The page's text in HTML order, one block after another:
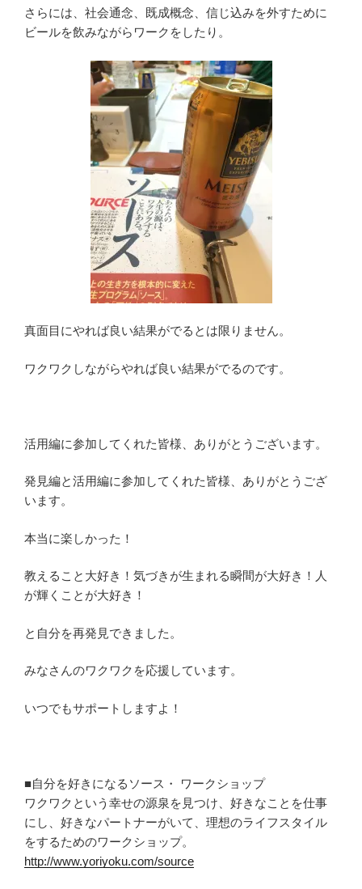
さらには、社会通念、既成概念、信じ込みを外すために
ビールを飲みながらワークをしたり。
真面目にやれば良い結果がでるとは限りません。
ワクワクしながらやれば良い結果がでるのです。
活用編に参加してくれた皆様、ありがとうございます。
発見編と活用編に参加してくれた皆様、ありがとうござ
います。
本当に楽しかった！
教えること大好き！気づきが生まれる瞬間が大好き！人
が輝くことが大好き！
と自分を再発見できました。
みなさんのワクワクを応援しています。
いつでもサポートしますよ！
■自分を好きになるソース・ ワークショップ
ワクワクという幸せの源泉を見つけ、好きなことを仕事
にし、好きなパートナーがいて、理想のライフスタイル
をするためのワークショップ。
http://www.yoriyoku.com/source